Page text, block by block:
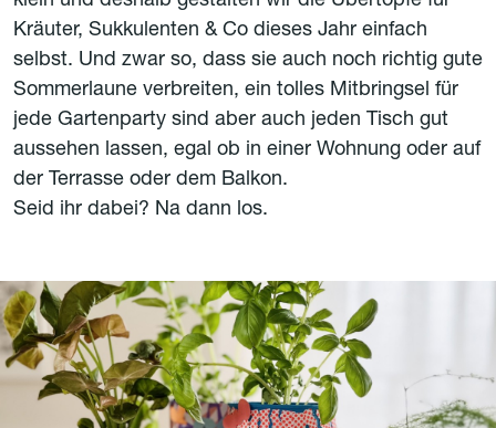
Kräuter, Sukkulenten & Co dieses Jahr einfach
selbst. Und zwar so, dass sie auch noch richtig gute
Sommerlaune verbreiten, ein tolles Mitbringsel für
jede Gartenparty sind aber auch jeden Tisch gut
aussehen lassen, egal ob in einer Wohnung oder auf
der Terrasse oder dem Balkon.
Seid ihr dabei? Na dann los.